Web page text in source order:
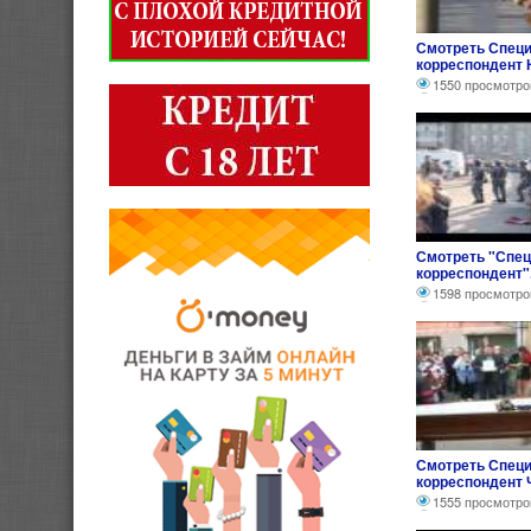
Смотреть
корреспондент
РЕПОРТАЖ
1550
Смотреть
1598
Смотреть
корреспондент
ФАКТОР
1555